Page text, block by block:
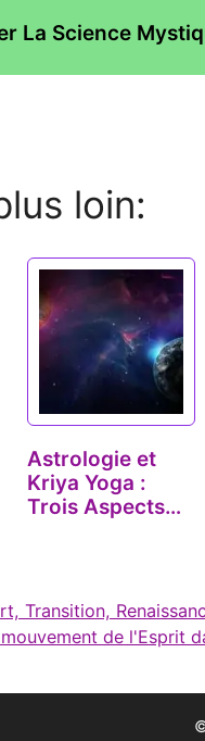
La Science
loin:
Astrologie et
Kriya Yoga :
Trois Aspects
Transition,
de l'Esprit